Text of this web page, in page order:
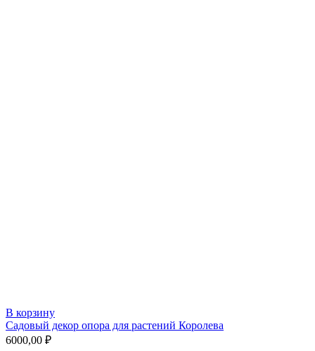
В корзину
Садовый декор опора для растений Королева
6000,00 ₽